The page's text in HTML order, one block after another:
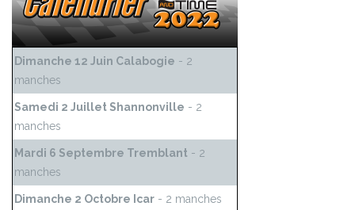
Dimanche 12 Juin Calabogie - 2
manches
Samedi 2 Juillet Shannonville - 2
manches
Mardi 6 Septembre Tremblant - 2
manches
Dimanche 2 Octobre Icar - 2 manches